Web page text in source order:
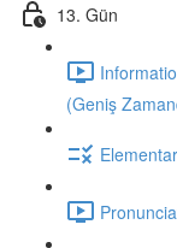
13. Gün
(Geniş